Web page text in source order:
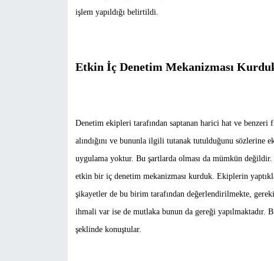
işlem yapıldığı belirtildi.
Etkin İç Denetim Mekanizması
Denetim ekipleri tarafından saptanan harici hat ve
alındığını ve bununla ilgili tutanak tutulduğunu
uygulama yoktur. Bu şartlarda olması da mümkün
etkin bir iç denetim mekanizması kurduk. Ekiplerin
şikayetler de bu birim tarafından değerlendirilmekte,
ihmali var ise de mutlaka bunun da gereği yapılmaktadır.
şeklinde konuştular.